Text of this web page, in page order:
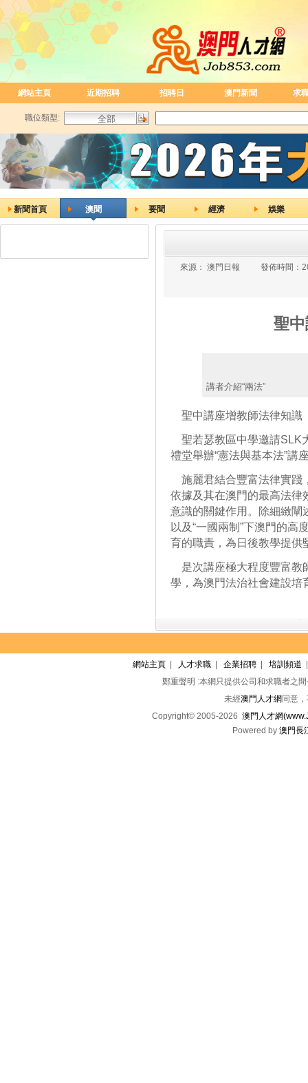
網站主頁 近期招聘 招聘日 澳門新聞 求
職位類型:
新聞首頁 澳聞 要聞 經濟 娛樂
來源： 澳門日報 發佈時間：
聖
講者介紹“兩法”
聖中講座增教師法律知識
聖若瑟教區中學邀請SLK
禮堂舉辦“憲法與基本法”講
施麗君結合豐富法律實踐
依據及其在澳門的最高法律
意識的關鍵作用。除細緻闡
以及“一國兩制”下澳門的高
育的職責，為日後教學提供
是次講座極大程度豐富教
學，為澳門法治社會建設培
網站主頁 人才求職 企業招聘 培訓頻道
鄭重聲明 :本網只提供公司和求職者之
未經澳門人才網 同意
Copyright© 2005-2026 澳門人才網
Powered by 澳門長